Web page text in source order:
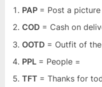
PAP = Post a
COD = Cash on
OOTD = Outfit of
PPL = People =
TFT = Thanks for